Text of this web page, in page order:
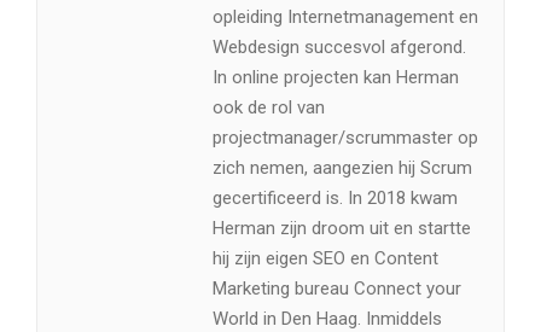
opleiding Internetmanagement en
Webdesign succesvol afgerond.
In online projecten kan Herman
ook de rol van
projectmanager/scrummaster op
zich nemen, aangezien hij Scrum
gecertificeerd is. In 2018 kwam
Herman zijn droom uit en startte
hij zijn eigen SEO en Content
Marketing bureau Connect your
World in Den Haag. Inmiddels